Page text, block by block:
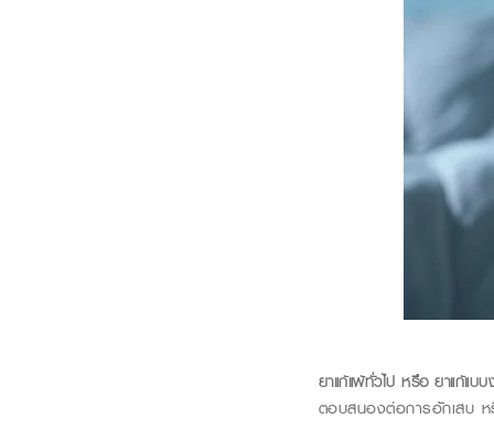
ยาแก้แพ้ทั่วไป หรือ ยาแก้แบ
ตอบสนองต่อการอักเสบ